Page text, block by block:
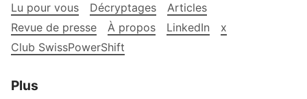
Lu pour vous
Décryptages
Articles
Revue de presse
À propos LinkedIn
x
Club SwissPowerShift
Plus